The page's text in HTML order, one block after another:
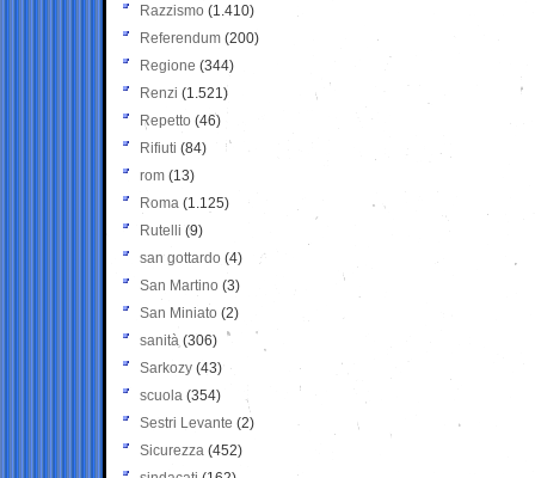
Razzismo (1.410)
Referendum (200)
Regione (344)
Renzi (1.521)
Repetto (46)
Rifiuti (84)
rom (13)
Roma (1.125)
Rutelli (9)
san gottardo (4)
San Martino (3)
San Miniato (2)
sanità (306)
Sarkozy (43)
scuola (354)
Sestri Levante (2)
Sicurezza (452)